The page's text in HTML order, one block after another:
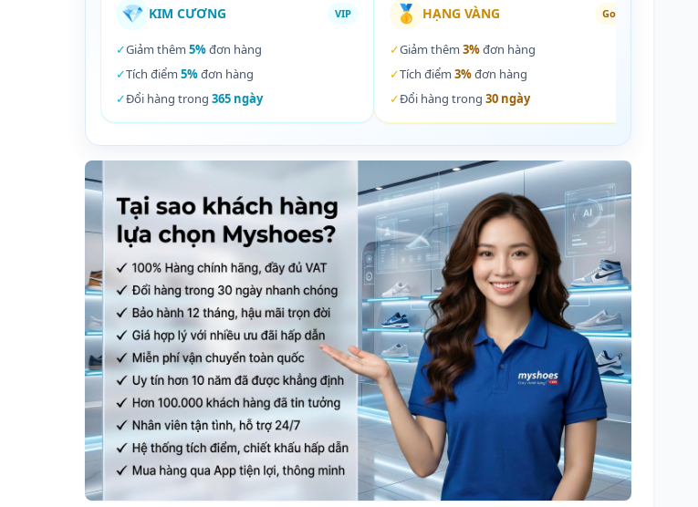
💎 KIM CƯƠNG VIP
✓Giảm thêm 5%đơn hàng
✓Tích điểm 5%đơn hàng
✓Đổi hàng trong 365 ngày
🥇 HẠNG VÀNG Gold
✓Giảm thêm 3%đơn hàng
✓Tích điểm 3%đơn hàng
✓Đổi hàng trong 30 ngày